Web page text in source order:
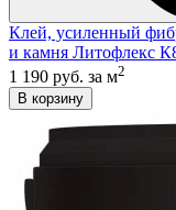
Клей, усиленный
и камня Литофлекс
1 190 руб. за м2
В корзину